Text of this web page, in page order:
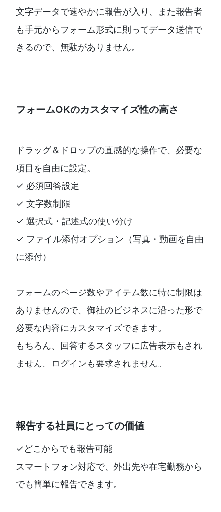
文字データで速やかに報告が入り、また報告者
も手元からフォーム形式に則ってデータ送信で
きるので、無駄がありません。
フォームOKのカスタマイズ性の高さ
ドラッグ＆ドロップの直感的な操作で、必要な
項目を自由に設定。
✓ 必須回答設定
✓ 文字数制限
✓ 選択式・記述式の使い分け
✓ ファイル添付オプション（写真・動画を自由
に添付）
フォームのページ数やアイテム数に特に制限は
ありませんので、御社のビジネスに沿った形で
必要な内容にカスタマイズできます。
もちろん、回答するスタッフに広告表示もされ
ません。ログインも要求されません。
報告する社員にとっての価値
✓どこからでも報告可能
スマートフォン対応で、外出先や在宅勤務から
でも簡単に報告できます。